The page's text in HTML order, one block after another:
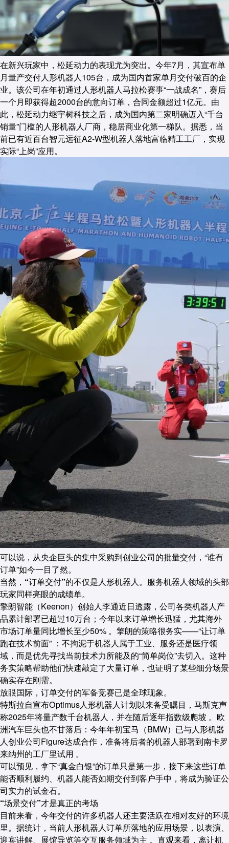
在新兴玩家中，松延动力的表现尤为突出。今年7月，其宣布单
月量产交付人形机器人105台，成为国内首家单月交付破百的企
业。该公司在年初通过人形机器人马拉松赛事“一战成名”，赛后
一个月即获得超2000台的意向订单，合同金额超过1亿元。由
此，松延动力继宇树科技之后，成为国内第二家明确迈入“千台
销量”门槛的人形机器人厂商，稳居商业化第一梯队。据悉，当
前已有近百台智元远征A2-W型机器人落地富临精工工厂，实现
实际“上岗”应用。
可以说，从央企巨头的集中采购到创业公司的批量交付，“谁有
订单”如今一目了然。
当然，“订单交付”的不仅是人形机器人。服务机器人领域的头部
玩家同样亮眼的成绩单。
擎朗智能（Keenon）创始人李通近日透露，公司各类机器人产
品累计部署已超过10万台；今年以来订单增长迅猛，尤其海外
市场订单量同比增长至少50% 。擎朗的策略很务实——“让订单
跑在技术前面” ：不拘泥于机器人属于工业、服务还是医疗领
域，而是优先寻找当前技术力所能及的“简单岗位”去切入。这种
务实策略帮助他们快速敲定了大量订单，也证明了某些细分场景
确实存在刚需。
放眼国际， 订单交付的军备竞赛已是全球现象。
特斯拉自宣布Optimus人形机器人计划以来备受瞩目，马斯克声
称2025年将量产数千台机器人，并在随后逐年指数级爬坡 。欧
洲汽车巨头也不甘落后：今年年初宝马（BMW）已与人形机器
人创业公司Figure达成合作，准备将后者的机器人部署到南卡罗
来纳州的工厂里试用 。
可以预见，拿下“真金白银”的订单只是第一步，接下来这些订单
能否顺利履约、机器人能否如期交付到客户手中，将成为验证公
司实力的试金石。
“场景交付”才是真正的考场
目前来看，今年交付的许多机器人还主要活跃在相对友好的环境
里。 据统计，当前人形机器人订单所落地的应用场景，以表演、
迎宾讲解、展馆导览等交互服务领域为主 。直观来看，离让机